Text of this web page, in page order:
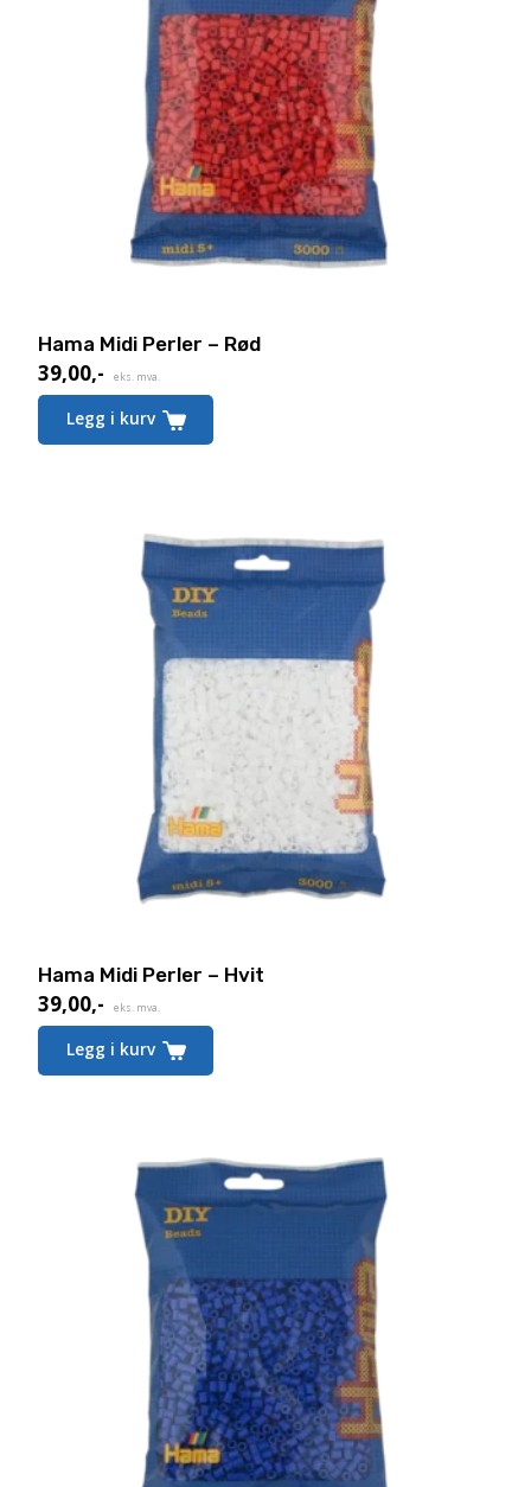
Hama Midi Perler – Rød
39,00,- eks. mva.
Legg i kurv
Hama Midi Perler – Hvit
39,00,- eks. mva.
Legg i kurv